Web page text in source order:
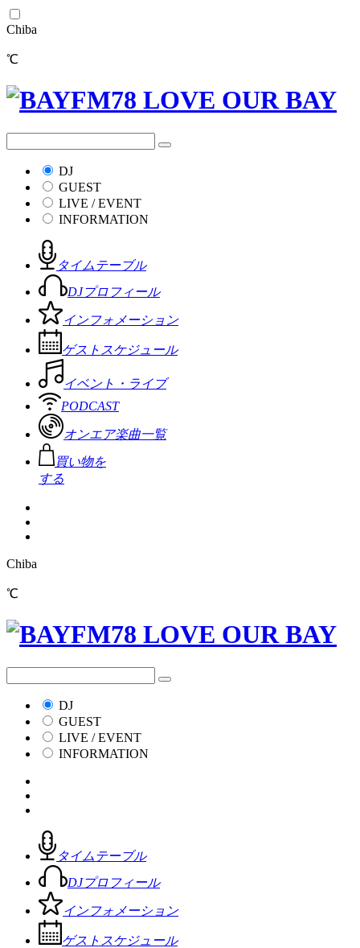
Chiba
℃
DJ
GUEST
LIVE / EVENT
INFORMATION
タイムテーブル
DJプロフィール
インフォメーション
ゲストスケジュール
イベント・ライブ
PODCAST
オンエア楽曲一覧
買い物を
する
Chiba
℃
DJ
GUEST
LIVE / EVENT
INFORMATION
タイムテーブル
DJプロフィール
インフォメーション
ゲストスケジュール